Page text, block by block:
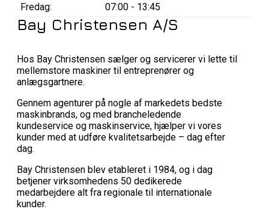
Fredag:
07:00 - 13:45
Bay Christensen A/S
Hos Bay Christensen sælger og servicerer vi lette til
mellemstore maskiner til entreprenører og
anlægsgartnere.
Gennem agenturer på nogle af markedets bedste
maskinbrands, og med brancheledende
kundeservice og maskinservice, hjælper vi vores
kunder med at udføre kvalitetsarbejde – dag efter
dag.
Bay Christensen blev etableret i 1984, og i dag
betjener virksomhedens 50 dedikerede
medarbejdere alt fra regionale til internationale
kunder.